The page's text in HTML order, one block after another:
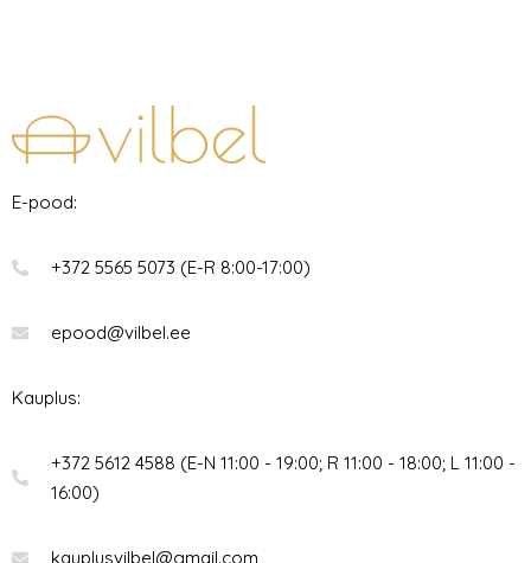
E-pood:
+372 5565 5073 (E-R 8:00-17:00)
epood@vilbel.ee
Kauplus:
+372 5612 4588 (E-N 11:00 - 19:00; R 11:00 - 18:00; L 11:00 -
16:00)
kauplusvilbel@gmail.com